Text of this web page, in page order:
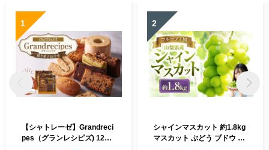
1
【シャトレーゼ】Grandreci
pes（グランレシピズ) 12個
2
シャインマスカット 約1.8kg
マスカット ぶどう ブドウ 葡